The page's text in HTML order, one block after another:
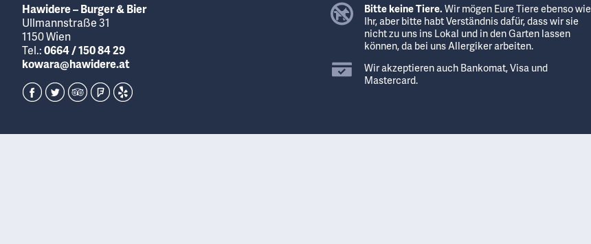
Hawidere – Burger & Bier
Ullmannstraße 31
1150 Wien
Tel.:0664 / 150 84 29
kowara@hawidere.at
Bitte keine Tiere. Wir mögen Eure Tiere ebenso wie
Ihr, aber bitte habt Verständnis dafür, dass wir sie
nicht zu uns ins Lokal und in den Garten lassen
können, da bei uns Allergiker arbeiten.
Wir akzeptieren auch Bankomat, Visa und
Mastercard.